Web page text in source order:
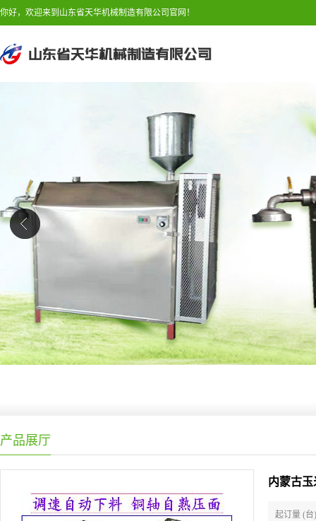
你好，欢迎来到山东省天华机械制造有限公司官网！
产品展厅
内蒙古
起订量 (台)